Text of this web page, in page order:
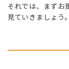
それでは、まずお
見ていきましょう。